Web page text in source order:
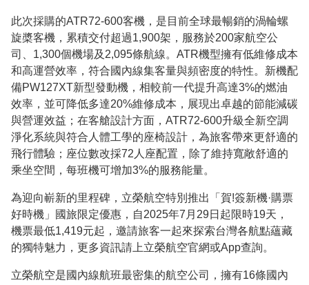
此次採購的ATR72-600客機，是目前全球最暢銷的渦輪螺
旋槳客機，累積交付超過1,900架，服務於200家航空公
司、1,300個機場及2,095條航線。ATR機型擁有低維修成本
和高運營效率，符合國內線集客量與頻密度的特性。新機配
備PW127XT新型發動機，相較前一代提升高達3%的燃油
效率，並可降低多達20%維修成本，展現出卓越的節能減碳
與營運效益；在客艙設計方面，ATR72-600升級全新空調
淨化系統與符合人體工學的座椅設計，為旅客帶來更舒適的
飛行體驗；座位數改採72人座配置，除了維持寬敞舒適的
乘坐空間，每班機可增加3%的服務能量。
為迎向嶄新的里程碑，立榮航空特別推出「賀!簽新機·購票
好時機」國旅限定優惠，自2025年7月29日起限時19天，
機票最低1,419元起，邀請旅客一起來探索台灣各航點蘊藏
的獨特魅力，更多資訊請上立榮航空官網或App查詢。
立榮航空是國內線航班最密集的航空公司，擁有16條國內